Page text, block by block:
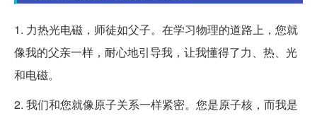
1. 力热光电磁，师徒如父子。在学习物理的道路上，您就
像我的父亲一样，耐心地引导我，让我懂得了力、热、光
和电磁。
2. 我们和您就像原子关系一样紧密。您是原子核，而我是